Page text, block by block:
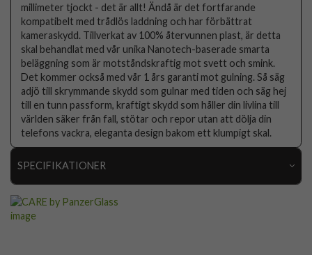
millimeter tjockt - det är allt! Ändå är det fortfarande
kompatibelt med trådlös laddning och har förbättrat
kameraskydd. Tillverkat av 100% återvunnen plast, är detta
skal behandlat med vår unika Nanotech-baserade smarta
beläggning som är motståndskraftig mot svett och smink.
Det kommer också med vår 1 års garanti mot gulning. Så säg
adjö till skrymmande skydd som gulnar med tiden och säg hej
till en tunn passform, kraftigt skydd som håller din livlina till
världen säker från fall, stötar och repor utan att dölja din
telefons vackra, eleganta design bakom ett klumpigt skal.
SPECIFIKATIONER
Artikelnummer
Passar till